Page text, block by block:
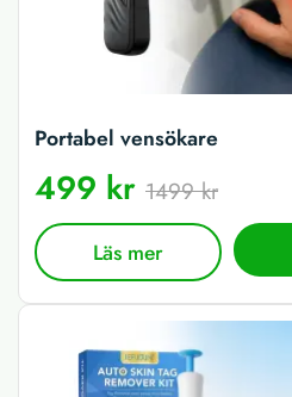
Portabel vensökare
499 kr 1499 kr
Läs mer